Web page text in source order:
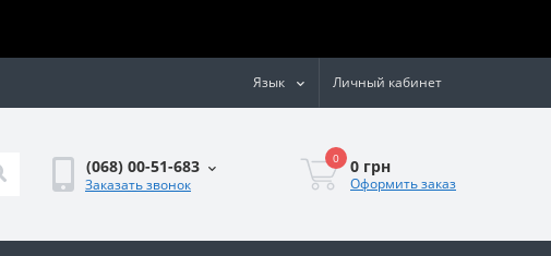
Язык Личный кабинет
(068) 00-51-683
Заказать звонок
0 0 грн
Оформить заказ